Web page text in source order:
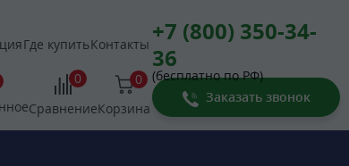
Где купитьКонтакты +7 (800) 350-34-
36
(бесплатно по РФ)
0
Сравнение
0
Корзина
Заказать звонок